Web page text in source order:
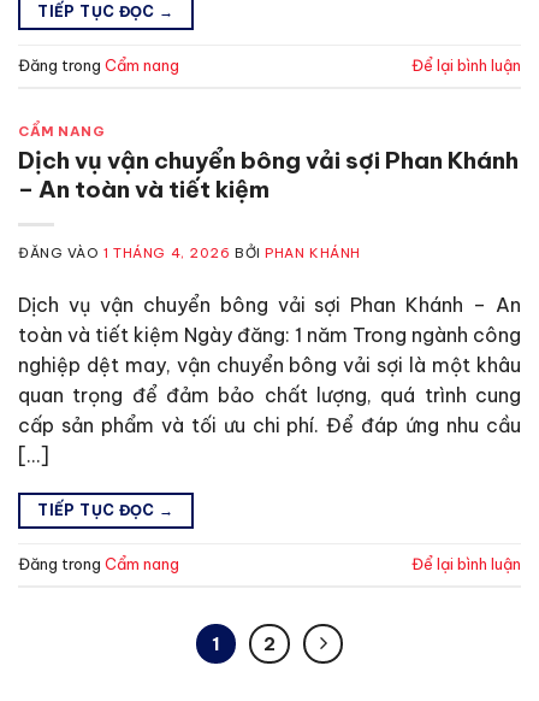
TIẾP TỤC ĐỌC →
Đăng trong Cẩm nang Để lại bình luận
CẨM NANG
Dịch vụ vận chuyển bông vải sợi Phan Khánh
– An toàn và tiết kiệm
ĐĂNG VÀO1 THÁNG 4, 2026 BỞIPHAN KHÁNH
Dịch vụ vận chuyển bông vải sợi Phan Khánh – An
toàn và tiết kiệm Ngày đăng: 1 năm Trong ngành công
nghiệp dệt may, vận chuyển bông vải sợi là một khâu
quan trọng để đảm bảo chất lượng, quá trình cung
cấp sản phẩm và tối ưu chi phí. Để đáp ứng nhu cầu
[…]
TIẾP TỤC ĐỌC →
Đăng trong Cẩm nang Để lại bình luận
1 2